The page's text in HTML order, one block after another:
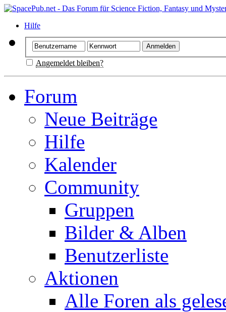
Hilfe
Angemeldet bleiben?
Forum
Neue Beiträge
Hilfe
Kalender
Community
Gruppen
Bilder & Alben
Benutzerliste
Aktionen
Alle Foren als